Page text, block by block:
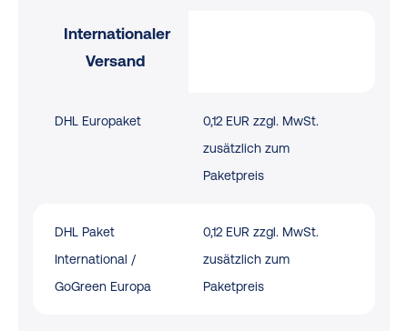
Internationaler
Versand
DHL Europaket
0,12 EUR zzgl. MwSt.
zusätzlich zum
Paketpreis
DHL Paket
International /
GoGreen Europa
0,12 EUR zzgl. MwSt.
zusätzlich zum
Paketpreis